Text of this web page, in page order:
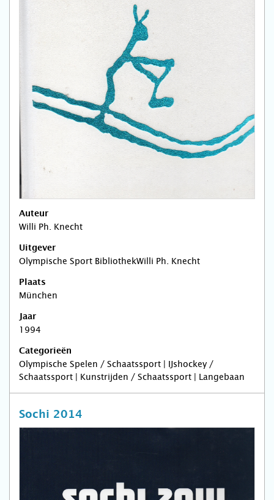
Auteur
Willi Ph. Knecht
Uitgever
Olympische Sport BibliothekWilli Ph. Knecht
Plaats
München
Jaar
1994
Categorieën
Olympische Spelen / Schaatssport | IJshockey /
Schaatssport | Kunstrijden / Schaatssport | Langebaan
Sochi 2014